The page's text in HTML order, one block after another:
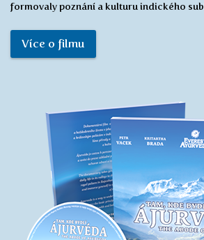
formovaly poznání a kulturu indického
Více o filmu